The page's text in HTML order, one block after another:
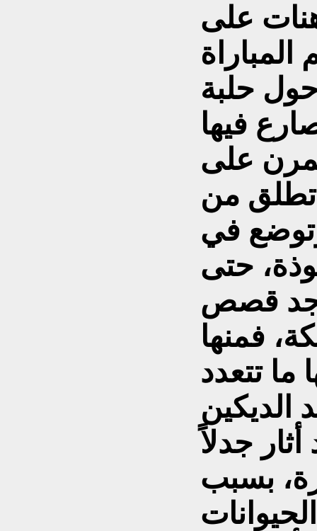
على
المباراة
حول حلبة
فيها
على
تطلق من
في
حتى
قصص
فمنها
ما تتعدد
جدلاً
بسبب